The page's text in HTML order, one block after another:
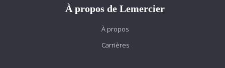
À propos de Lemercier
À propos
Carrières